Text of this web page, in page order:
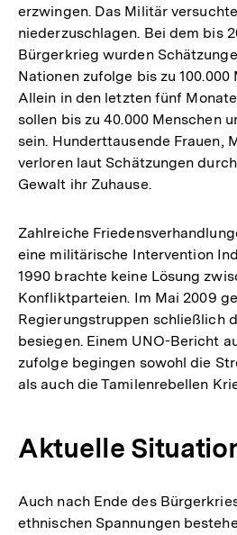
erzwingen. Das Militär
niederzuschlagen. Bei dem bis
Bürgerkrieg wurden
Nationen zufolge bis zu
Allein in den letzten fünf
sollen bis zu 40.000 Menschen
sein. Hunderttausende Frauen,
verloren laut Schätzungen
Gewalt ihr Zuhause.
Zahlreiche
eine militärische Intervention
1990 brachte keine Lösung
Konfliktparteien. Im Mai 2009
Regierungstruppen schließlich
besiegen. Einem UNO-Bericht
zufolge begingen sowohl die
als auch die Tamilenrebellen
Aktuelle
Auch nach Ende des
ethnischen Spannungen